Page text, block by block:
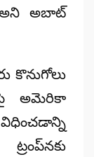
అని అబాట్
కొనుగోలు
అమెరికా